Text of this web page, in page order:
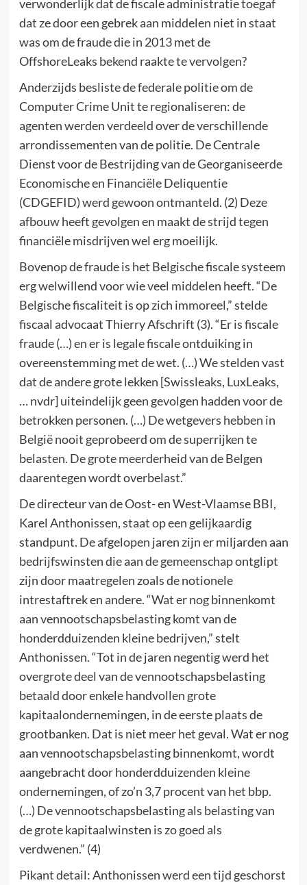
verwonderlijk dat de fiscale administratie toegaf
dat ze door een gebrek aan middelen niet in staat
was om de fraude die in 2013 met de
OffshoreLeaks bekend raakte te vervolgen?
Anderzijds besliste de federale politie om de
Computer Crime Unit te regionaliseren: de
agenten werden verdeeld over de verschillende
arrondissementen van de politie. De Centrale
Dienst voor de Bestrijding van de Georganiseerde
Economische en Financiële Deliquentie
(CDGEFID) werd gewoon ontmanteld. (2) Deze
afbouw heeft gevolgen en maakt de strijd tegen
financiële misdrijven wel erg moeilijk.
Bovenop de fraude is het Belgische fiscale systeem
erg welwillend voor wie veel middelen heeft. “De
Belgische fiscaliteit is op zich immoreel,” stelde
fiscaal advocaat Thierry Afschrift (3). “Er is fiscale
fraude (…) en er is legale fiscale ontduiking in
overeenstemming met de wet. (…) We stelden vast
dat de andere grote lekken [Swissleaks, LuxLeaks,
… nvdr] uiteindelijk geen gevolgen hadden voor de
betrokken personen. (…) De wetgevers hebben in
België nooit geprobeerd om de superrijken te
belasten. De grote meerderheid van de Belgen
daarentegen wordt overbelast.”
De directeur van de Oost- en West-Vlaamse BBI,
Karel Anthonissen, staat op een gelijkaardig
standpunt. De afgelopen jaren zijn er miljarden aan
bedrijfswinsten die aan de gemeenschap ontglipt
zijn door maatregelen zoals de notionele
intrestaftrek en andere. “Wat er nog binnenkomt
aan vennootschapsbelasting komt van de
honderdduizenden kleine bedrijven,” stelt
Anthonissen. “Tot in de jaren negentig werd het
overgrote deel van de vennootschapsbelasting
betaald door enkele handvollen grote
kapitaalondernemingen, in de eerste plaats de
grootbanken. Dat is niet meer het geval. Wat er nog
aan vennootschapsbelasting binnenkomt, wordt
aangebracht door honderdduizenden kleine
ondernemingen, of zo’n 3,7 procent van het bbp.
(…) De vennootschapsbelasting als belasting van
de grote kapitaalwinsten is zo goed als
verdwenen.” (4)
Pikant detail: Anthonissen werd een tijd geschorst